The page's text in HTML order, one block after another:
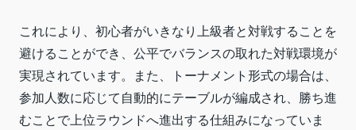
これにより、初心者がいきなり上級者と対戦することを
避けることができ、公平でバランスの取れた対戦環境が
実現されています。また、トーナメント形式の場合は、
参加人数に応じて自動的にテーブルが編成され、勝ち進
むことで上位ラウンドへ進出する仕組みになっていま